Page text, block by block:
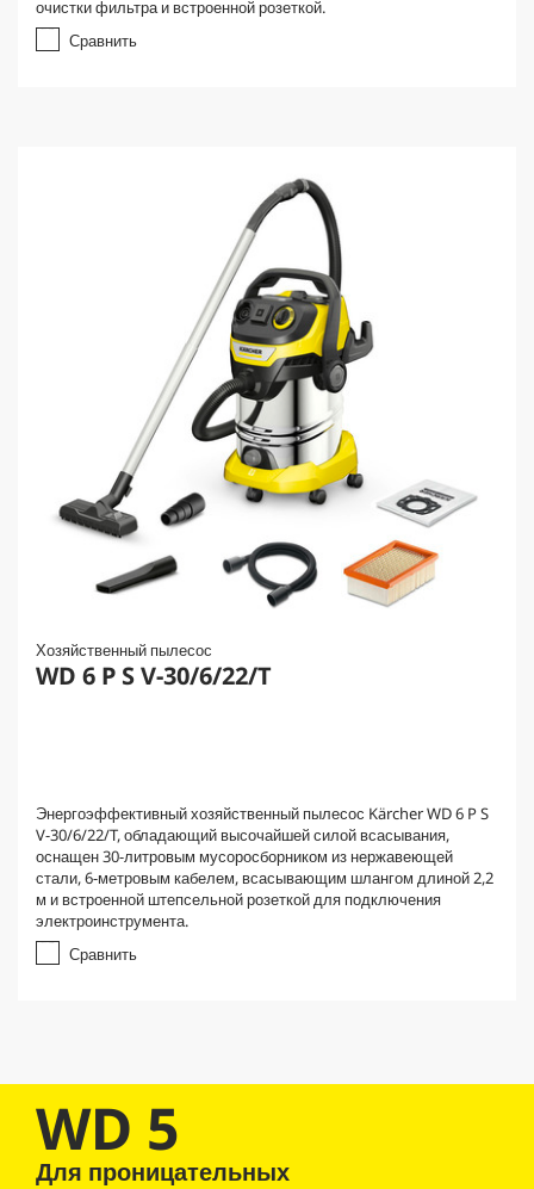
очистки фильтра и встроенной розеткой.
Сравнить
Хозяйственный пылесос
WD 6 P S V-30/6/22/T
Энергоэффективный хозяйственный пылесос Kärcher WD 6 P S
V-30/6/22/T, обладающий высочайшей силой всасывания,
оснащен 30-литровым мусоросборником из нержавеющей
стали, 6-метровым кабелем, всасывающим шлангом длиной 2,2
м и встроенной штепсельной розеткой для подключения
электроинструмента.
Сравнить
WD 5
Для проницательных